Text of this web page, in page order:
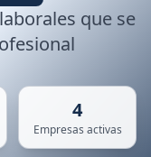
que se
4
Empresas activas